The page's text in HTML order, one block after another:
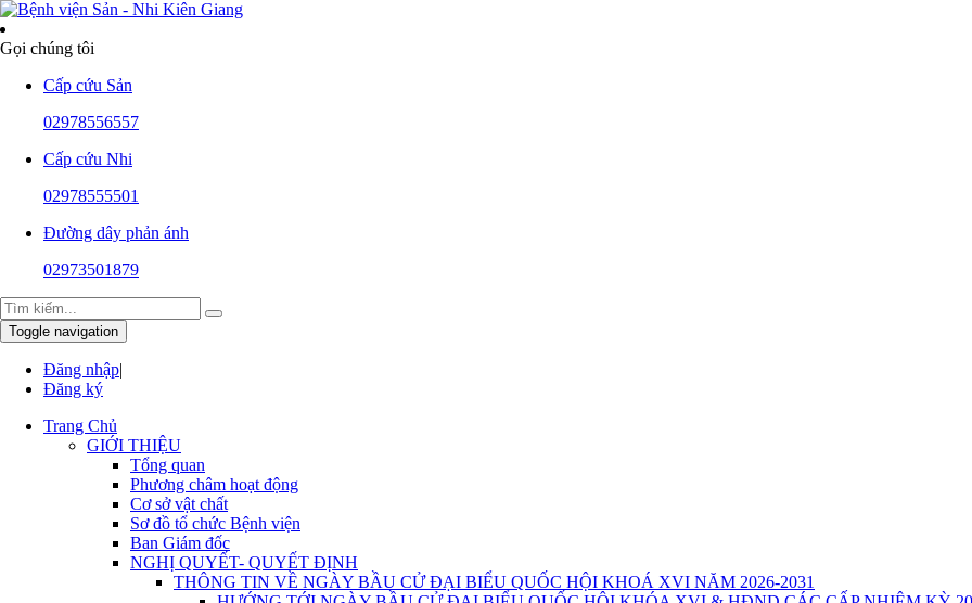
Gọi chúng tôi
Cấp cứu Sản
02978556557
Cấp cứu Nhi
02978555501
Đường dây phản ánh
02973501879
Toggle navigation
Đăng nhập|
Đăng ký
Trang Chủ
GIỚI THIỆU
Tổng quan
Phương châm hoạt động
Cơ sở vật chất
Sơ đồ tổ chức Bệnh viện
Ban Giám đốc
NGHỊ QUYẾT- QUYẾT ĐỊNH
THÔNG TIN VỀ NGÀY BẦU CỬ ĐẠI BIỂU QUỐC HỘI KHOÁ XVI NĂM 2026-2031